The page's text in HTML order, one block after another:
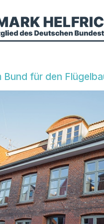
Bund für den